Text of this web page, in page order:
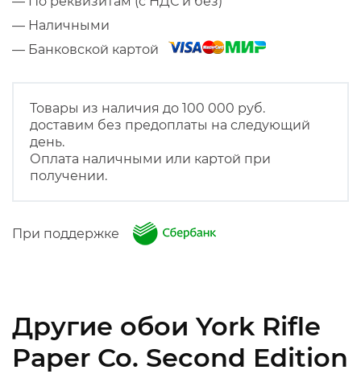
— Наличными
— Банковской картой
Товары из наличия до 100 000 руб.
доставим без предоплаты на следующий
день.
Оплата наличными или картой при
получении.
При поддержке
Другие обои York Rifle
Paper Co. Second Edition